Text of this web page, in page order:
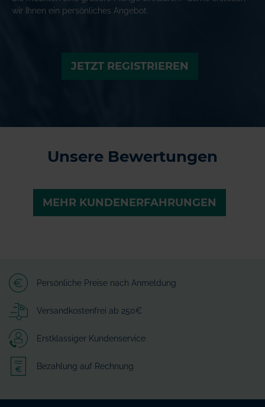
wir Ihnen ein persönliches Angebot.
JETZT REGISTRIEREN
Unsere Bewertungen
MEHR KUNDENERFAHRUNGEN
Persönliche Preise nach Anmeldung
Versandkostenfrei ab 250€
Erstklassiger Kundenservice
Bezahlung auf Rechnung